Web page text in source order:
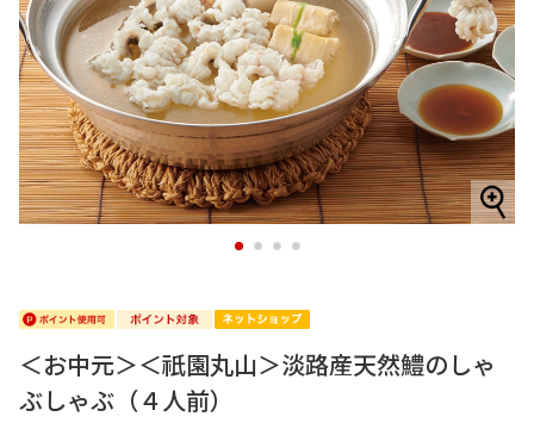
1 2 3 4
＜お中元＞＜祇園丸山＞淡路産天然鱧のしゃ
ぶしゃぶ（４人前）